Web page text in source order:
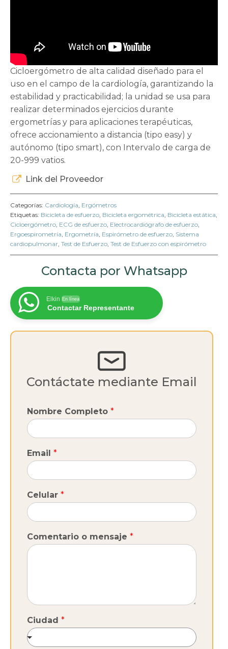
Cicloergómetro de alta calidad diseñado para el
uso en el campo de la cardiología, garantizando la
estabilidad y practicabilidad; la unidad se usa para
realizar determinados ejercicios durante
ergometrías y para aplicaciones terapéuticas,
ofrece accionamiento a distancia (tipo easy) y
autónomo (tipo smart), con Intervalo de carga de
20-999 vatios.
Link del Proveedor
Categorías: Cardiología, Ergómetros
Etiquetas: Bicicleta de esfuerzo, Bicicleta ergométrica, Bicicleta estática,
Cicloergómetro, ECG de esfuerzo, Electrocardiógrafo de esfuerzo,
Ergoespirometría, Ergometría, Espirómetro de esfuerzo, Sistema
cardiopulmonar, Test de Esfuerzo, Test de Esfuerzo con espirómetro
Contacta por Whatsapp
Elkin En línea
Contactar Representante
Contáctate mediante Email
Nombre Completo *
Email *
Celular *
Comentario o mensaje *
Ciudad *